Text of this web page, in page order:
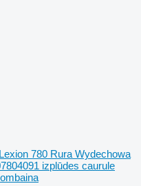
780 Rura Wydechowa
izplūdes caurule